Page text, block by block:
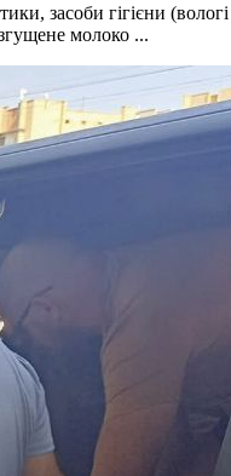
засоби гігієни
молоко ...